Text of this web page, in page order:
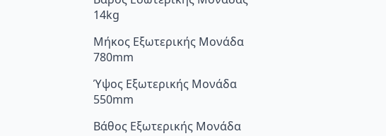
14kg
Μήκος Εξωτερικής Μονάδα
780mm
Ύψος Εξωτερικής Μονάδα
550mm
Βάθος Εξωτερικής Μονάδα